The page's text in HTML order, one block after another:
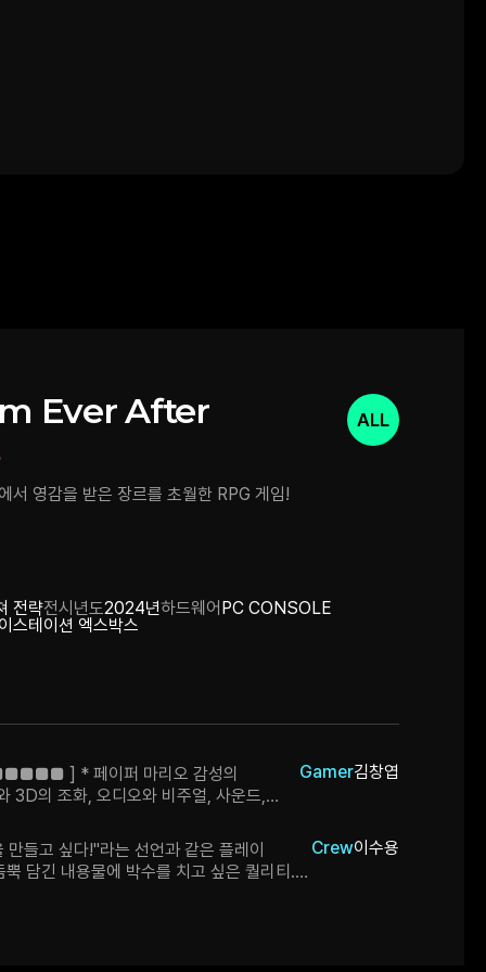
ALL
Ever After
에서 영감을 받은 장르를 초월한 RPG 게임!
전략전시년도2024년하드웨어 PC CONSOLE
스테이션 엑스박스
] * 페이퍼 마리오 감성의
3D의 조화, 오디오와 비주얼, 사운드,
이감을 잘 표현함
Gamer김창엽
들고 싶다!"라는 선언과 같은 플레이
담긴 내용물에 박수를 치고 싶은 퀄리티.
Crew이수용